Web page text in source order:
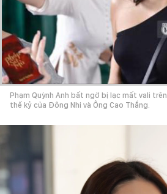
Phạm Quỳnh Anh bất ngờ bị lạc mất vali
thế kỷ của Đông Nhi và Ông Cao Thắng.